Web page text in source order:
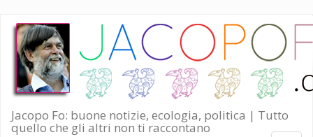
Salta
contenuto
principale
Jacopo Fo: buone notizie, ecologia, politica | Tutto
quello che gli altri non ti raccontano